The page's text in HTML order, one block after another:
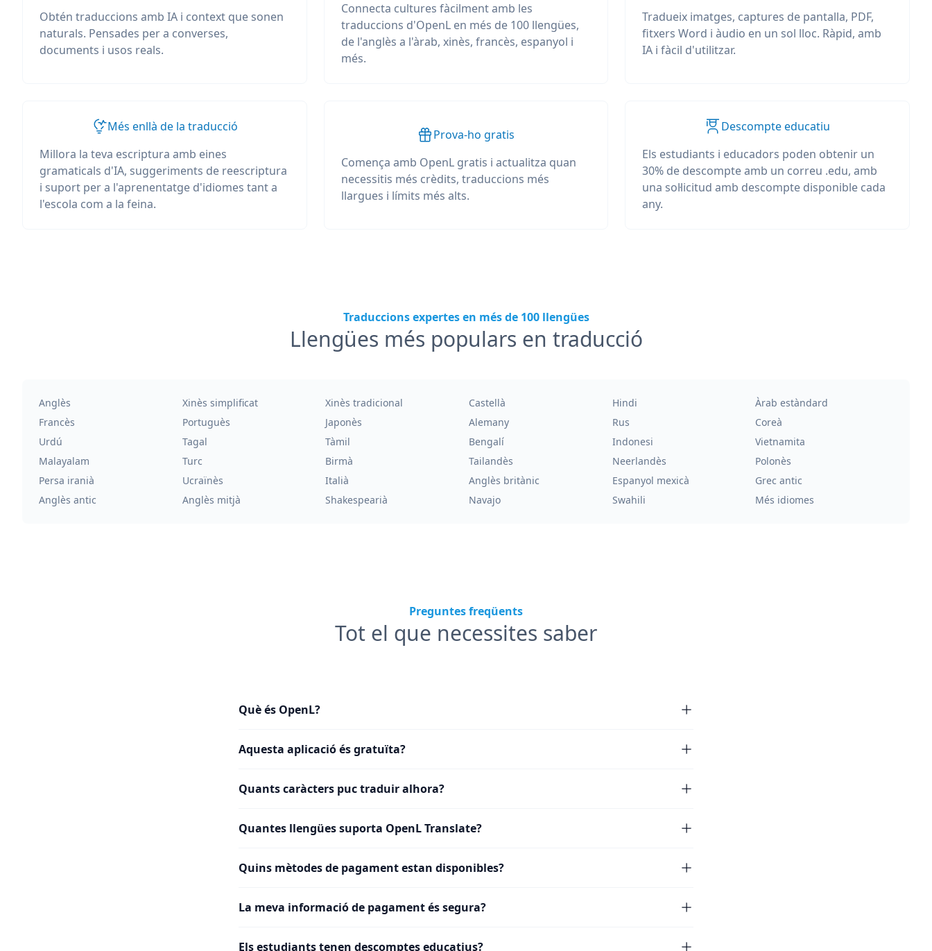
Obtén traduccions amb IA i context que sonen
naturals. Pensades per a converses,
documents i usos reals.
Connecta cultures fàcilment amb les
traduccions d'OpenL en més de 100 llengües,
de l'anglès a l'àrab, xinès, francès, espanyol i
més.
Tradueix imatges, captures de pantalla, PDF,
fitxers Word i àudio en un sol lloc. Ràpid, amb
IA i fàcil d'utilitzar.
Més enllà de la traducció
Millora la teva escriptura amb eines
gramaticals d'IA, suggeriments de reescriptura
i suport per a l'aprenentatge d'idiomes tant a
l'escola com a la feina.
Prova-ho gratis
Comença amb OpenL gratis i actualitza quan
necessitis més crèdits, traduccions més
llargues i límits més alts.
Descompte educatiu
Els estudiants i educadors poden obtenir un
30% de descompte amb un correu .edu, amb
una sol·licitud amb descompte disponible cada
any.
Traduccions expertes en més de 100 llengües
Llengües més populars en traducció
Anglès Xinès simplificat Xinès tradicional Castellà Hindi
Àrab estàndard
Francès
Portuguès Japonès Alemany Rus
Coreà
Urdú
Tagal Tàmil Bengalí Indonesi
Vietnamita
Malayalam
Turc Birmà Tailandès Neerlandès
Polonès
Persa iranià
Ucraïnès Italià Anglès britànic Espanyol mexicà
Grec antic
Anglès antic
Anglès mitjà Shakespearià Navajo Swahili Més idiomes
Preguntes freqüents
Tot el que necessites saber
Què és OpenL?
Aquesta aplicació és gratuïta?
Quants caràcters puc traduir alhora?
Quantes llengües suporta OpenL Translate?
Quins mètodes de pagament estan disponibles?
La meva informació de pagament és segura?
Els estudiants tenen descomptes educatius?